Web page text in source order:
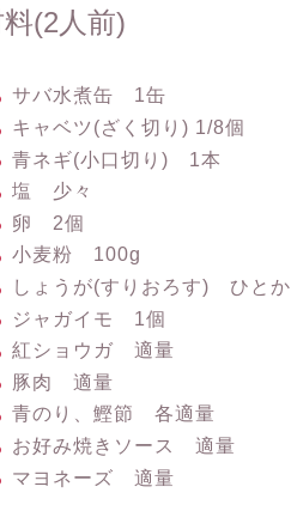
(2人前)
サバ水煮缶 1缶
キャベツ(ざく切り) 1/8個
青ネギ(小口切り) 1本
塩 少々
卵 2個
小麦粉 100g
しょうが(すりおろす) ひと
ジャガイモ 1個
紅ショウガ 適量
豚肉 適量
青のり、鰹節 各適量
お好み焼きソース 適量
マヨネーズ 適量